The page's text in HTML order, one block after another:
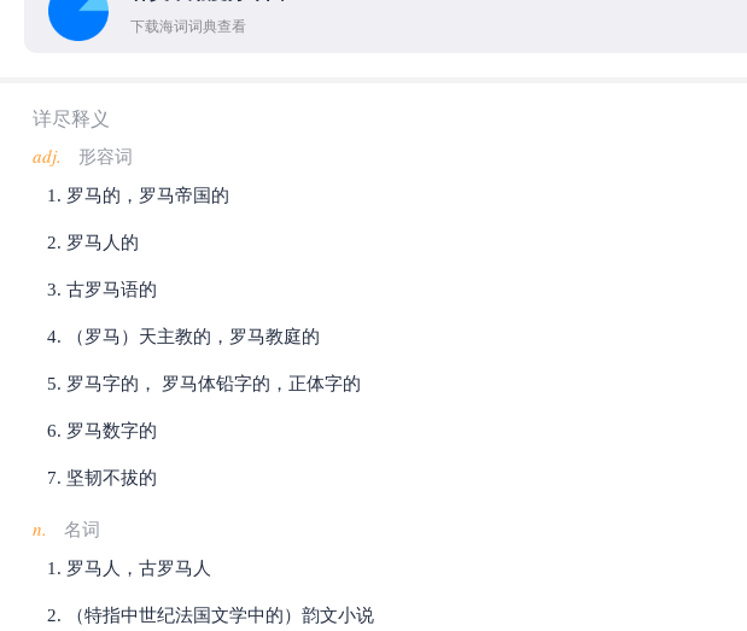
下载海词词典查看
详尽释义
adj.
形容词
罗马的，罗马帝国的
罗马人的
古罗马语的
（罗马）天主教的，罗马教庭的
罗马字的， 罗马体铅字的，正体字的
罗马数字的
坚韧不拔的
n.
名词
罗马人，古罗马人
（特指中世纪法国文学中的）韵文小说